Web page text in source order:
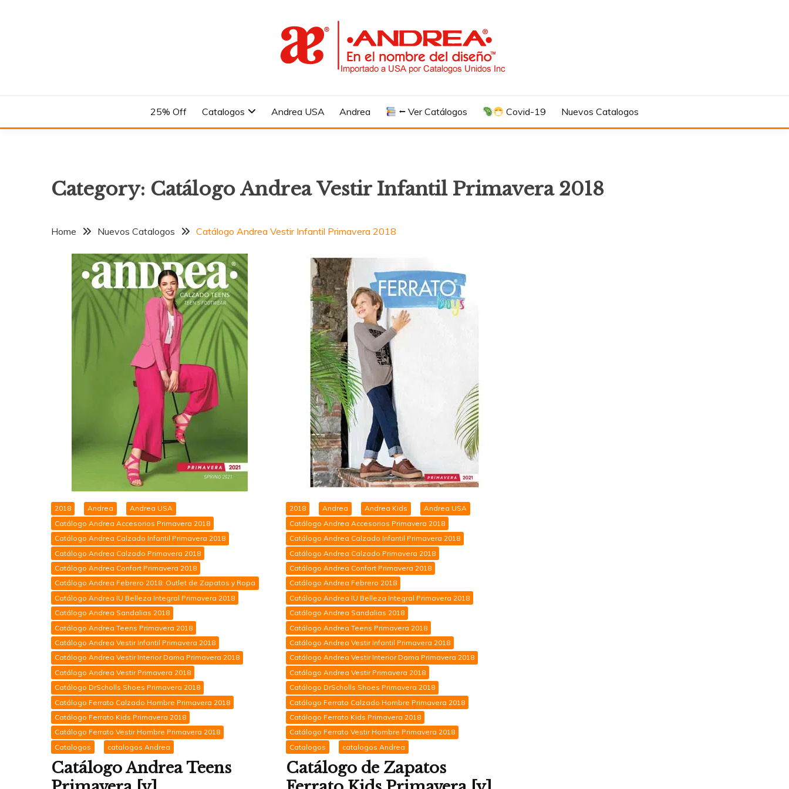
25% Off Catalogos Andrea USA Andrea ⭠ Ver Catálogos Covid-19 Nuevos Catalogos
Category: Catálogo Andrea Vestir Infantil Primavera 2018
Home Nuevos Catalogos Catálogo Andrea Vestir Infantil Primavera 2018
2018 Andrea
Andrea USA
Catálogo Andrea Accesorios Primavera 2018
Catálogo Andrea Calzado Infantil Primavera 2018
Catálogo Andrea Calzado Primavera 2018
Catálogo Andrea Confort Primavera 2018
Catálogo Andrea Febrero 2018: Outlet de Zapatos y Ropa
Catálogo Andrea IU Belleza Integral Primavera 2018
Catálogo Andrea Sandalias 2018
Catálogo Andrea Teens Primavera 2018
Catálogo Andrea Vestir Infantil Primavera 2018
Catálogo Andrea Vestir Interior Dama Primavera 2018
Catálogo Andrea Vestir Primavera 2018
Catálogo DrScholls Shoes Primavera 2018
Catálogo Ferrato Calzado Hombre Primavera 2018
Catálogo Ferrato Kids Primavera 2018
Catálogo Ferrato Vestir Hombre Primavera 2018
Catalogos
catalogos Andrea
Catálogo Andrea Teens
2018 Andrea Andrea Kids
Andrea USA
Catálogo Andrea Accesorios Primavera 2018
Catálogo Andrea Calzado Infantil Primavera 2018
Catálogo Andrea Calzado Primavera 2018
Catálogo Andrea Confort Primavera 2018
Catálogo Andrea Febrero 2018
Catálogo Andrea IU Belleza Integral Primavera 2018
Catálogo Andrea Sandalias 2018
Catálogo Andrea Teens Primavera 2018
Catálogo Andrea Vestir Infantil Primavera 2018
Catálogo Andrea Vestir Interior Dama Primavera 2018
Catálogo Andrea Vestir Primavera 2018
Catálogo DrScholls Shoes Primavera 2018
Catálogo Ferrato Calzado Hombre Primavera 2018
Catálogo Ferrato Kids Primavera 2018
Catálogo Ferrato Vestir Hombre Primavera 2018
Catalogos
catalogos Andrea
Catálogo de Zapatos